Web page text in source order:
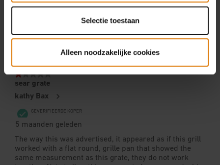
Selectie toestaan
Alleen noodzakelijke cookies